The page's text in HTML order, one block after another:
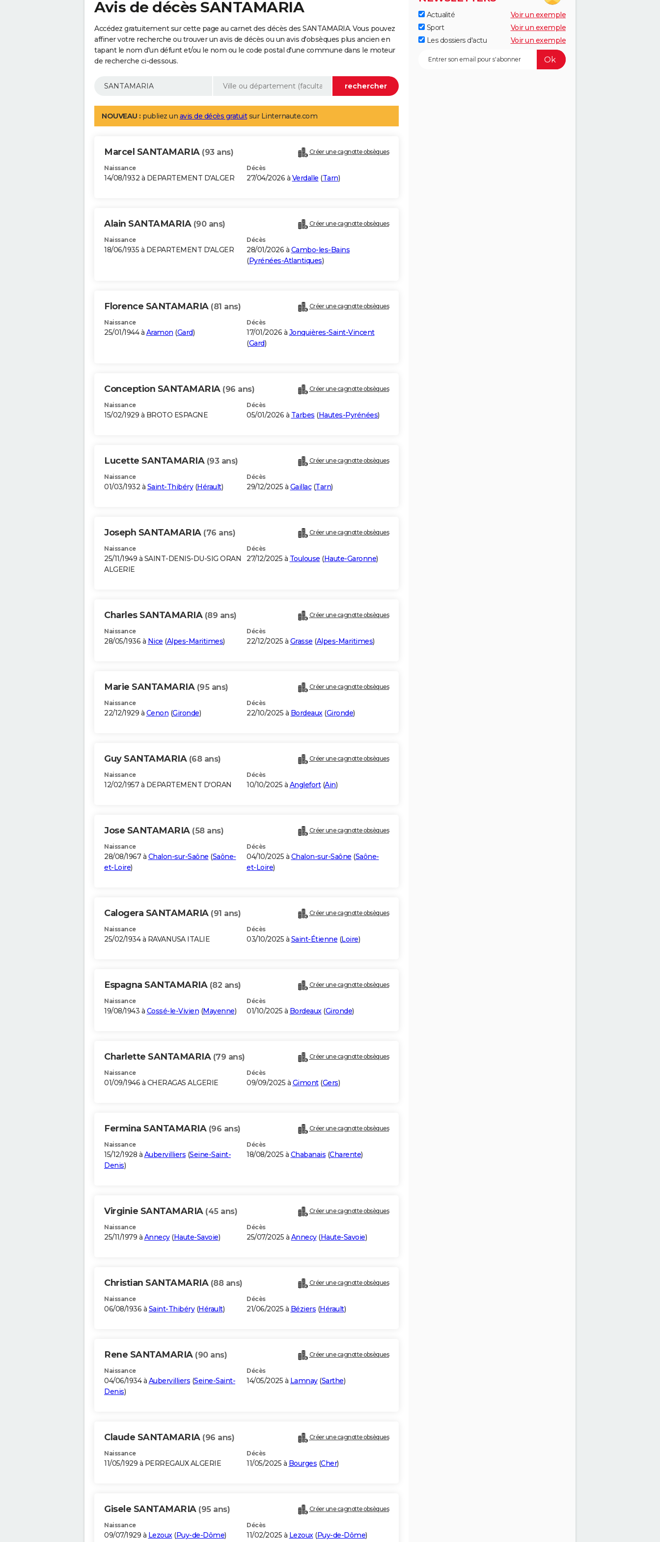
Avis de décès SANTAMARIA
Accédez gratuitement sur cette page au carnet des décès des SANTAMARIA. Vous pouvez
affiner votre recherche ou trouver un avis de décès ou un avis d'obsèques plus ancien en
tapant le nom d'un défunt et/ou le nom ou le code postal d'une commune dans le moteur
de recherche ci-dessous.
NOUVEAU : publiez un avis de décès gratuitsur Linternaute.com
Marcel SANTAMARIA (93 ans) Créer une cagnotte obsèques
Naissance
14/08/1932 à DEPARTEMENT D'ALGER
Décès
27/04/2026 à Verdalle (Tarn)
Alain SANTAMARIA (90 ans) Créer une cagnotte obsèques
Naissance
18/06/1935 à DEPARTEMENT D'ALGER
Décès
28/01/2026 à Cambo-les-Bains
(Pyrénées-Atlantiques)
Florence SANTAMARIA (81 ans) Créer une cagnotte obsèques
Naissance
25/01/1944 à Aramon (Gard)
Décès
17/01/2026 à Jonquières-Saint-Vincent
(Gard)
Conception SANTAMARIA (96 ans) Créer une cagnotte obsèques
Naissance
15/02/1929 à BROTO ESPAGNE
Décès
05/01/2026 à Tarbes (Hautes-Pyrénées)
Lucette SANTAMARIA (93 ans) Créer une cagnotte obsèques
Naissance
01/03/1932 à Saint-Thibéry(Hérault)
Décès
29/12/2025 à Gaillac(Tarn)
Joseph SANTAMARIA (76 ans) Créer une cagnotte obsèques
Naissance
25/11/1949 à SAINT-DENIS-DU-SIG ORAN
ALGERIE
Décès
27/12/2025 à Toulouse (Haute-Garonne)
Charles SANTAMARIA (89 ans) Créer une cagnotte obsèques
Naissance
28/05/1936 à Nice (Alpes-Maritimes)
Décès
22/12/2025 à Grasse (Alpes-Maritimes)
Marie SANTAMARIA (95 ans) Créer une cagnotte obsèques
Naissance
22/12/1929 à Cenon (Gironde)
Décès
22/10/2025 à Bordeaux(Gironde)
Guy SANTAMARIA (68 ans) Créer une cagnotte obsèques
Naissance
12/02/1957 à DEPARTEMENT D'ORAN
Décès
10/10/2025 à Anglefort(Ain)
Jose SANTAMARIA (58 ans) Créer une cagnotte obsèques
Naissance
28/08/1967 à Chalon-sur-Saône (Saône-
et-Loire)
Décès
04/10/2025 à Chalon-sur-Saône (Saône-
et-Loire)
Calogera SANTAMARIA (91 ans) Créer une cagnotte obsèques
Naissance
25/02/1934 à RAVANUSA ITALIE
Décès
03/10/2025 à Saint-Étienne (Loire)
Espagna SANTAMARIA (82 ans) Créer une cagnotte obsèques
Naissance
19/08/1943 à Cossé-le-Vivien (Mayenne)
Décès
01/10/2025 à Bordeaux(Gironde)
Charlette SANTAMARIA (79 ans) Créer une cagnotte obsèques
Naissance
01/09/1946 à CHERAGAS ALGERIE
Décès
09/09/2025 à Gimont(Gers)
Fermina SANTAMARIA (96 ans) Créer une cagnotte obsèques
Naissance
15/12/1928 à Aubervilliers (Seine-Saint-
Denis)
Décès
18/08/2025 à Chabanais (Charente)
Virginie SANTAMARIA (45 ans) Créer une cagnotte obsèques
Naissance
25/11/1979 à Annecy(Haute-Savoie)
Décès
25/07/2025 à Annecy(Haute-Savoie)
Christian SANTAMARIA (88 ans) Créer une cagnotte obsèques
Naissance
06/08/1936 à Saint-Thibéry(Hérault)
Décès
21/06/2025 à Béziers (Hérault)
Rene SANTAMARIA (90 ans) Créer une cagnotte obsèques
Naissance
04/06/1934 à Aubervilliers (Seine-Saint-
Denis)
Décès
14/05/2025 à Lamnay(Sarthe)
Claude SANTAMARIA (96 ans) Créer une cagnotte obsèques
Naissance
11/05/1929 à PERREGAUX ALGERIE
Décès
11/05/2025 à Bourges (Cher)
Gisele SANTAMARIA (95 ans) Créer une cagnotte obsèques
Naissance
09/07/1929 à Lezoux(Puy-de-Dôme)
Décès
11/02/2025 à Lezoux(Puy-de-Dôme)
Actualité
Voir un exemple
Sport
Voir un exemple
Les dossiers d'actu
Voir un exemple